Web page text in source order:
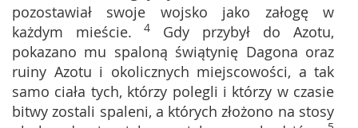
pozostawiał swoje wojsko jako załogę w
każdym mieście. 4 Gdy przybył do Azotu,
pokazano mu spaloną świątynię Dagona oraz
ruiny Azotu i okolicznych miejscowości, a tak
samo ciała tych, którzy polegli i którzy w czasie
bitwy zostali spaleni, a których złożono na stosy